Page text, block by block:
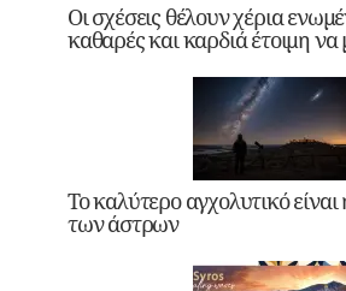
Οι σχέσεις θέλουν χέρια
καθαρές και καρδιά έτοιμη να
Το καλύτερο αγχολυτικό
των άστρων